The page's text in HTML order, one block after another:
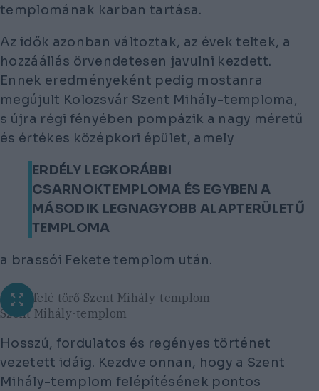
templomának karban tartása.
Az idők azonban változtak, az évek teltek, a
hozzáállás örvendetesen javulni kezdett.
Ennek eredményeként pedig mostanra
megújult Kolozsvár Szent Mihály-temploma,
s újra régi fényében pompázik a nagy méretű
és értékes középkori épület, amely
ERDÉLY LEGKORÁBBI
CSARNOKTEMPLOMA ÉS EGYBEN A
MÁSODIK LEGNAGYOBB ALAPTERÜLETŰ
TEMPLOMA
a brassói Fekete templom után.
Az ég felé törő Szent Mihály-templom
Szent Mihály-templom
Hosszú, fordulatos és regényes történet
vezetett idáig. Kezdve onnan, hogy a Szent
Mihály-templom felépítésének pontos